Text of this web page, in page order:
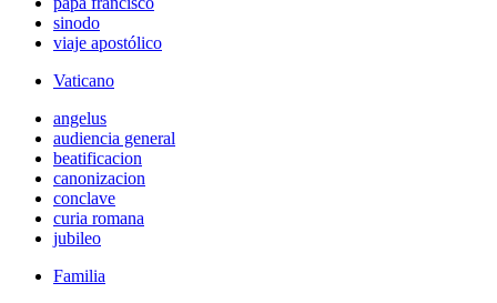
sinodo
viaje apostólico
Vaticano
angelus
audiencia general
beatificacion
canonizacion
conclave
curia romana
jubileo
Familia